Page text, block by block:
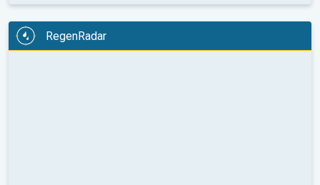
RegenRadar